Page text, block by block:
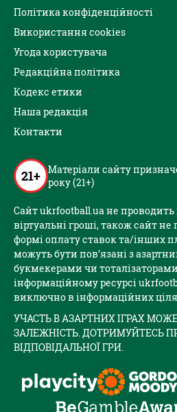
Політика конфіденційності
Використання cookies
Угода користувача
Редакційна політика
Кодекс етики
Наша редакція
Контакти
21+ Матеріали сайту
року (21+)
Сайт ukrfootball.ua не проводить
віртуальні гроші, також сайт
формі оплату ставок та/інших
можуть бути пов’язані з
букмекерами чи
інформаційному ресурсі
виключно в інформаційних
УЧАСТЬ В АЗАРТНИХ ІГРАХ
ЗАЛЕЖНІСТЬ. ДОТРИМУЙТЕСЬ
ВІДПОВІДАЛЬНОЇ ГРИ.